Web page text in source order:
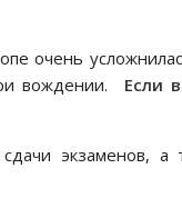
очень
вождении. Если
экзаменов, а